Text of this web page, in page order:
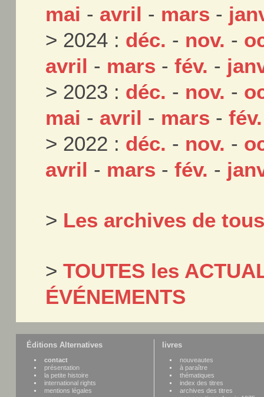
mai - avril - mars -
> 2024 : déc. - nov. -
avril - mars -fév. -
> 2023 : déc. - nov. -
mai - avril - mars -fév.
> 2022 : déc. - nov. -
avril - mars -fév. -
> Les archives de
>TOUTES les
ÉVÉNEMENTS
Éditions Alternatives
contact
présentation
la petite histoire
international rights
mentions légales
livres
nouveautes
à paraître
thématiques
index des titres
archives des titres